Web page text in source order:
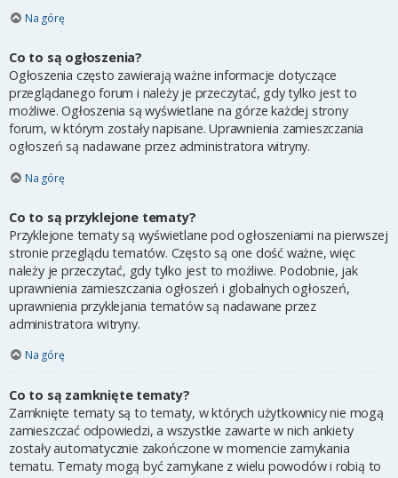
Na górę
Co to są ogłoszenia?
Ogłoszenia często zawierają ważne informacje dotyczące
przeglądanego forum i należy je przeczytać, gdy tylko jest to
możliwe. Ogłoszenia są wyświetlane na górze każdej strony
forum, w którym zostały napisane. Uprawnienia zamieszczania
ogłoszeń są nadawane przez administratora witryny.
Na górę
Co to są przyklejone tematy?
Przyklejone tematy są wyświetlane pod ogłoszeniami na pierwszej
stronie przeglądu tematów. Często są one dość ważne, więc
należy je przeczytać, gdy tylko jest to możliwe. Podobnie, jak
uprawnienia zamieszczania ogłoszeń i globalnych ogłoszeń,
uprawnienia przyklejania tematów są nadawane przez
administratora witryny.
Na górę
Co to są zamknięte tematy?
Zamknięte tematy są to tematy, w których użytkownicy nie mogą
zamieszczać odpowiedzi, a wszystkie zawarte w nich ankiety
zostały automatycznie zakończone w momencie zamykania
tematu. Tematy mogą być zamykane z wielu powodów i robią to